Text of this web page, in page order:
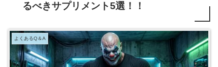
るべきサプリメント5選！！
よくあるQ＆A